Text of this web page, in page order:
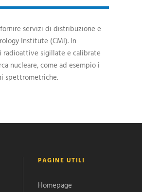
servizi di distribuzione e
Institute (CMI). In
radioattive sigillate e calibrate
nucleare, come ad esempio i
spettrometriche.
PAGINE UTILI
Homepage